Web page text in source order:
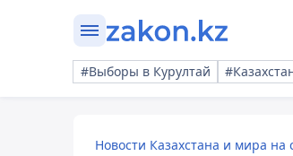
#Выборы в Курултай
Новости Казахстана и мира на